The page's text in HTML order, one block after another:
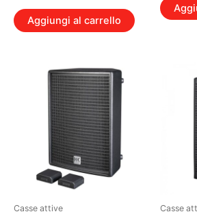
Aggiungi al carrello
Casse attive Casse